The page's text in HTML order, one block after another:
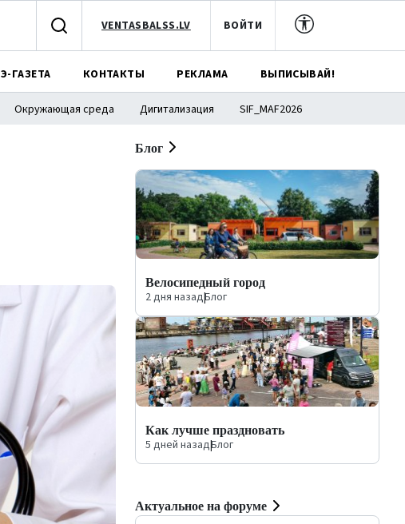
VENTASBALSS.LV ВОЙТИ
Э-ГАЗЕТА КОНТАКТЫ РЕКЛАМА ВЫПИСЫВАЙ!
Окружающая среда Дигитализация SIF_MAF2026
Блог
Велосипедный город
2 дня назад|Блог
Как лучше праздновать
5 дней назад|Блог
Актуальное на форуме